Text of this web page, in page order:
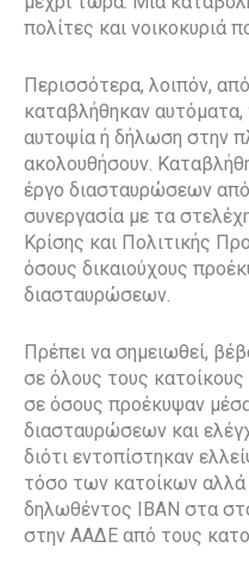
πολίτες και νοικοκυριά
Περισσότερα, λοιπόν,
καταβλήθηκαν αυτόματα,
αυτοψία ή δήλωση στην
ακολουθήσουν.
έργο διασταυρώσεων
συνεργασία με τα
Κρίσης και Πολιτικής
όσους δικαιούχους
διασταυρώσεων.
Πρέπει να σημειωθεί,
σε όλους τους
σε όσους προέκυψαν
διασταυρώσεων και
διότι εντοπίστηκαν
τόσο των κατοίκων αλλά
δηλωθέντος IBAN στα
στην ΑΑΔΕ από τους